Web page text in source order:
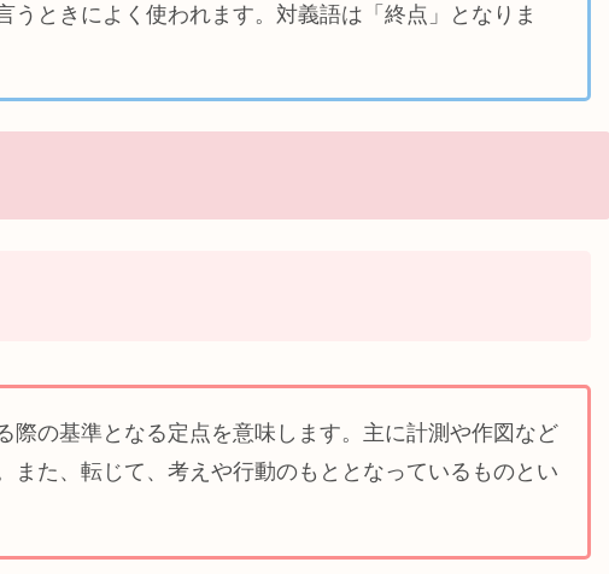
うときによく使われます。対義語は「終点」となりま
際の基準となる定点を意味します。主に計測や作図など
また、転じて、考えや行動のもととなっているものとい